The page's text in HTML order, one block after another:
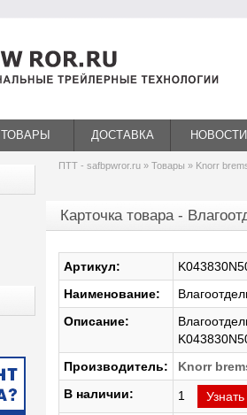
ТОВАРЫ ДОСТАВКА НОВОСТИ
ПТТ - safbpwror.ru» Товары » Knorr
Карточка товара -
Артикул:
Наименование:
Описание:
Производитель:
Knorr
В наличии:
1